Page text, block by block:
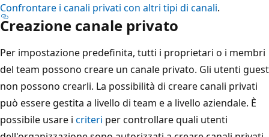
Confrontare i canali privati con altri tipi di canali.
Creazione canale privato
Per impostazione predefinita, tutti i proprietari o i membri
del team possono creare un canale privato. Gli utenti guest
non possono crearli. La possibilità di creare canali privati
può essere gestita a livello di team e a livello aziendale. È
possibile usare i criteri per controllare quali utenti